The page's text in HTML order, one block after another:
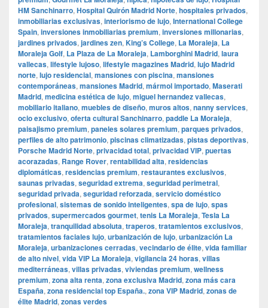
HM Sanchinarro, Hospital Quirón Madrid Norte, hospitales privados,
inmobiliarias exclusivas, interiorismo de lujo, International College
Spain, inversiones inmobiliarias premium, inversiones millonarias,
jardines privados, jardines zen, King’s College, La Moraleja, La
Moraleja Golf, La Plaza de La Moraleja, Lamborghini Madrid, laura
vallecas, lifestyle lujoso, lifestyle magazines Madrid, lujo Madrid
norte, lujo residencial, mansiones con piscina, mansiones
contemporáneas, mansiones Madrid, mármol importado, Maserati
Madrid, medicina estética de lujo, miguel hernandez vallecas,
mobiliario italiano, muebles de diseño, muros altos, nanny services,
ocio exclusivo, oferta cultural Sanchinarro, paddle La Moraleja,
paisajismo premium, paneles solares premium, parques privados,
perfiles de alto patrimonio, piscinas climatizadas, pistas deportivas,
Porsche Madrid Norte, privacidad total, privacidad VIP, puertas
acorazadas, Range Rover, rentabilidad alta, residencias
diplomáticas, residencias premium, restaurantes exclusivos,
saunas privadas, seguridad extrema, seguridad perimetral,
seguridad privada, seguridad reforzada, servicio doméstico
profesional, sistemas de sonido inteligentes, spa de lujo, spas
privados, supermercados gourmet, tenis La Moraleja, Tesla La
Moraleja, tranquilidad absoluta, traperos, tratamientos exclusivos,
tratamientos faciales lujo, urbanización de lujo, urbanización La
Moraleja, urbanizaciones cerradas, vecindario de élite, vida familiar
de alto nivel, vida VIP La Moraleja, vigilancia 24 horas, villas
mediterráneas, villas privadas, viviendas premium, wellness
premium, zona alta renta, zona exclusiva Madrid, zona más cara
España, zona residencial top España., zona VIP Madrid, zonas de
élite Madrid, zonas verdes